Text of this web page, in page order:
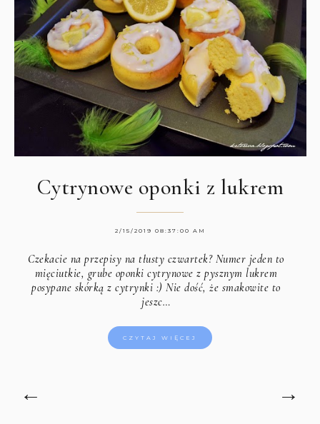
Cytrynowe oponki z lukrem
2/15/2019 08:37:00 AM
Czekacie na przepisy na tłusty czwartek? Numer jeden to
mięciutkie, grube oponki cytrynowe z pysznym lukrem
posypane skórką z cytrynki :) Nie dość, że smakowite to
jeszc…
CZYTAJ WIĘCEJ
← →